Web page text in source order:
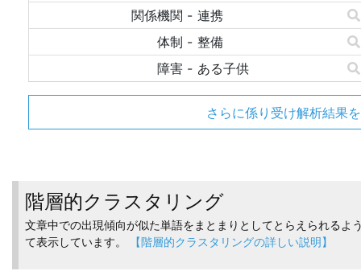
関係機関 - 連携
体制 - 整備
障害 - ある子供
さらに係り受け解析結果
階層的クラスタリング
文章中での出現傾向が似た単語をまとまりとしてとらえられるよ
て表示しています。
【階層的クラスタリングの詳しい説明】